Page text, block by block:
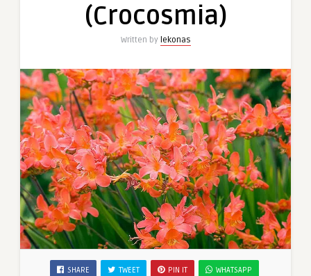
(Crocosmia)
Written by lekonas
SHARE TWEET PIN IT WHATSAPP